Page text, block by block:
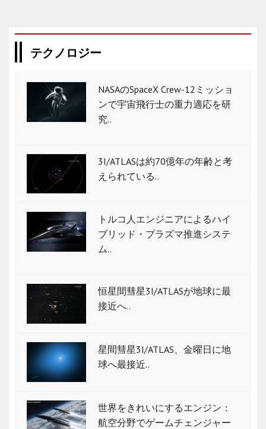
テクノロジー
NASAのSpaceX Crew-12ミッショ
ンで宇宙飛行士の重力適応を研
究..
3I/ATLASは約70億年の年齢と考
えられている..
トルコ人エンジニアによるハイ
ブリッド・プラズマ推進システ
ム..
恒星間彗星3I/ATLASが地球に最
接近へ..
星間彗星3I/ATLAS、金曜日に地
球へ最接近..
世界をきれいにするエンジン：
航空分野でゲームチェンジャー